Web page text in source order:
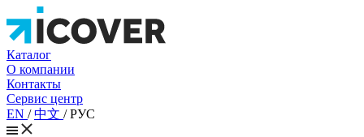
Каталог
О компании
Контакты
Сервис центр
EN /中文 /РУС